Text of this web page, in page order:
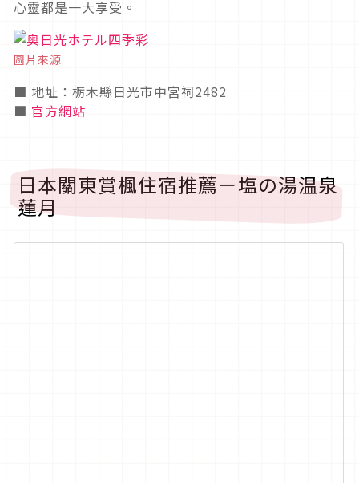
心靈都是一大享受。
圖片來源
■ 地址：栃木縣日光市中宮祠2482
■ 官方網站
日本關東賞楓住宿推薦－塩の湯温泉
蓮月